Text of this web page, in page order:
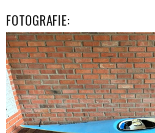
FOTOGRAFIE: